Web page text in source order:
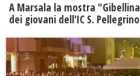
A Marsala la mostra
dei giovani dell'IC S. Pellegrino